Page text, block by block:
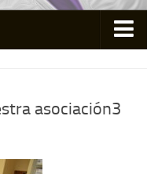
asociación3